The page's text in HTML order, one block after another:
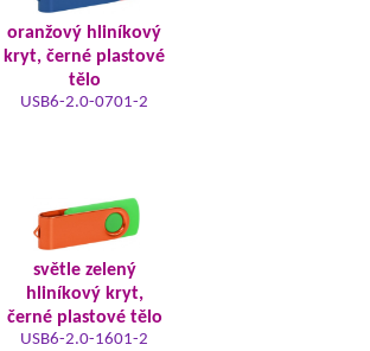
oranžový hliníkový
kryt, černé plastové
tělo
USB6-2.0-0701-2
světle zelený
hliníkový kryt,
černé plastové tělo
USB6-2.0-1601-2